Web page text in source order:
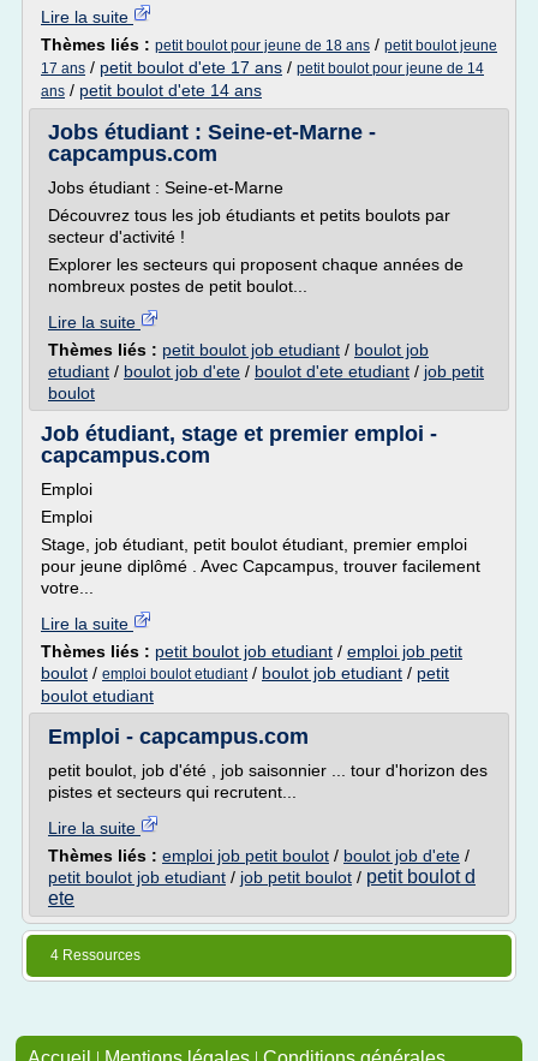
Lire la suite
Thèmes liés : petit boulot pour jeune de 18 ans / petit boulot jeune
17 ans / petit boulot d'ete 17 ans / petit boulot pour jeune de 14
ans / petit boulot d'ete 14 ans
Jobs étudiant : Seine-et-Marne -
capcampus.com
Jobs étudiant : Seine-et-Marne
Découvrez tous les job étudiants et petits boulots par
secteur d'activité !
Explorer les secteurs qui proposent chaque années de
nombreux postes de petit boulot...
Lire la suite
Thèmes liés : petit boulot job etudiant / boulot job
etudiant / boulot job d'ete / boulot d'ete etudiant / job petit
boulot
Job étudiant, stage et premier emploi -
capcampus.com
Emploi
Emploi
Stage, job étudiant, petit boulot étudiant, premier emploi
pour jeune diplômé . Avec Capcampus, trouver facilement
votre...
Lire la suite
Thèmes liés : petit boulot job etudiant / emploi job petit
boulot / emploi boulot etudiant/ boulot job etudiant / petit
boulot etudiant
Emploi - capcampus.com
petit boulot, job d'été , job saisonnier ... tour d'horizon des
pistes et secteurs qui recrutent...
Lire la suite
Thèmes liés : emploi job petit boulot / boulot job d'ete /
petit boulot job etudiant / job petit boulot / petit boulot d
ete
4 Ressources